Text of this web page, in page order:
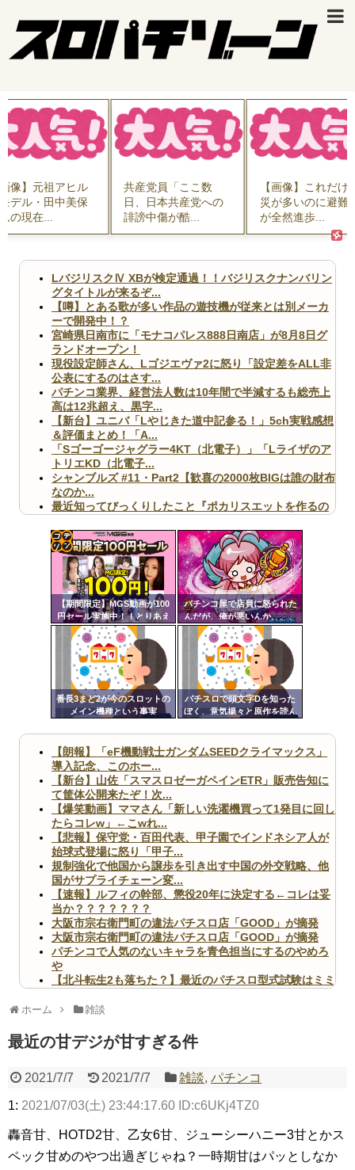
像】元祖アヒル
デル・田中美保
の現在...
共産党員「ここ数
日、日本共産党への
誹謗中傷が酷...
【画像】これだけ
災が多いのに避難
が全然進歩...
LバジリスクⅣ XBが検定通過！！バジリスクナンバリン
グタイトルが来るぞ...
【噂】とある歌が多い作品の遊技機が従来とは別メーカ
ーで開発中！？
宮崎県日南市に「モナコパレス888日南店」が8月8日グ
ランドオープン！
現役設定師さん、Lゴジエヴァ2に怒り「設定差をALL非
公表にするのはさす...
パチンコ業界、経営法人数は10年間で半減するも総売上
高は12兆超え、黒字...
【新台】ユニバ「Lやじきた道中記参る！」5ch実戦感想
＆評価まとめ！「A...
「Sゴーゴージャグラー4KT（北電子）」「Lライザのア
トリエKD（北電子...
シャンブルズ #11・Part2【歓喜の2000枚BIGは誰の財布
なのか...
最近知ってびっくりしたこと『ポカリスエットを作るの
【ヤバ杉】日本の無車検車「実は俺たち20万台も走って
ますｗ」←これどうす...
【閲覧注意】俺が近くにいると機械が壊れるんだけどさ
【画像】ペプシコーラ社、「こういうのでいいんだよ」
な新商品を発売
Powered by livedoor 相互RSS
【期間限定】MGS動画が100
円セール実施中！！とりあえ
ず全部買うやろｗｗｗｗｗ
パチンコ屋で店員に怒られた
んだが、俺が悪いんか、、、
番長3まど2が今のスロットの
メイン機種という事実
パチスロで頭文字Dを知った
ぼく、意気揚々と原作を読ん
活してて困惑
コテ
リン
- 固
更新
ツー
【朗報】「eF機動戦士ガンダムSEEDクライマックス」
導入記念、このホー...
【新台】山佐「スマスロゼーガペインETR」販売告知に
て筐体公開来たぞ！次...
【爆笑動画】ママさん「新しい洗濯機買って1発目に回し
たらコレw」←こwれ...
【悲報】保守党・百田代表、甲子園でインドネシア人が
始球式登場に怒り「甲子...
規制強化で他国から譲歩を引き出す中国の外交戦略、他
国がサプライチェーン変...
【速報】ルフィの幹部、懲役20年に決定する←コレは妥
当か？？？？？？？
大阪市宗右衛門町の違法パチスロ店「GOOD」が摘発
大阪市宗右衛門町の違法パチスロ店「GOOD」が摘発
パチンコで人気のないキャラを青色担当にするのやめろ
や
【北斗転生2も落ちた？】最近のパチスロ型式試験はミミ
無職のパチンコカス(22)なんやが、ワイの人生どれくら
AngelBeats!とかいうクソアニメの思い出ｗｗｗ
ホーム 雑談
最近の甘デジが甘すぎる件
2021/7/7 2021/7/7 雑談,パチンコ
1: 2021/07/03(土) 23:44:17.60 ID:c6UKj4TZ0
轟音甘、HOTD2甘、乙女6甘、ジューシーハニー3甘とかス
ペック甘めのやつ出過ぎじゃね？一時期甘はパッとしなか